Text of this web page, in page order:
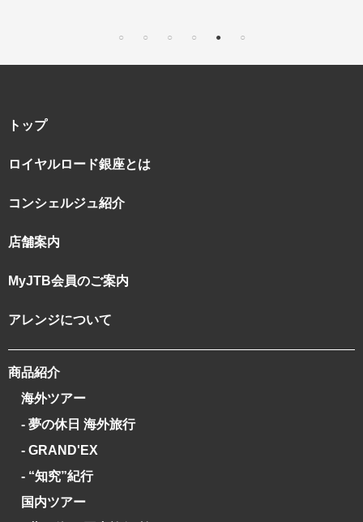
トップ
ロイヤルロード銀座とは
コンシェルジュ紹介
店舗案内
MyJTB会員のご案内
アレンジについて
商品紹介
海外ツアー
- 夢の休日 海外旅行
- GRAND'EX
- “知究”紀行
国内ツアー